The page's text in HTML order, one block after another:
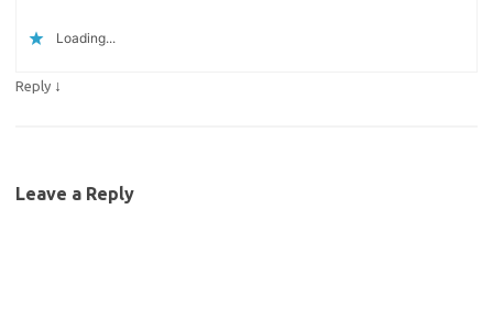
Loading...
Reply ↓
Leave a Reply